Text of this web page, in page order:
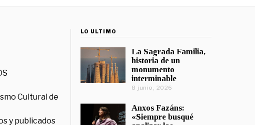
Cultural de
y publicados
LO ÚLTIMO
La Sagrada Familia,
historia de un
monumento
interminable
8 junio, 2026
Anxos Fazáns:
«Siempre busqué